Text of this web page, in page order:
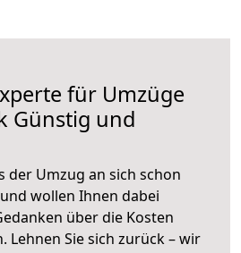
für Umzüge
Günstig und
der Umzug an sich schon
wollen Ihnen dabei
über die Kosten
Lehnen Sie sich zurück – wir